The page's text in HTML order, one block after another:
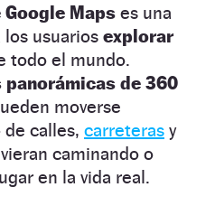
Maps es una
usuarios explorar
todo el mundo.
de 360
moverse
calles, carreteras y
caminando o
en la vida real.